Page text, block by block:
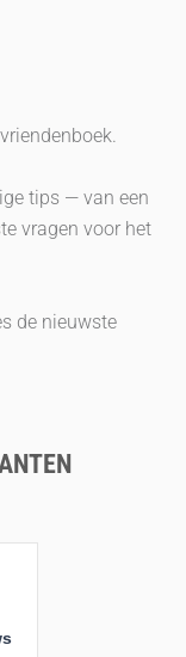
tips — van een
vragen voor het
de nieuwste